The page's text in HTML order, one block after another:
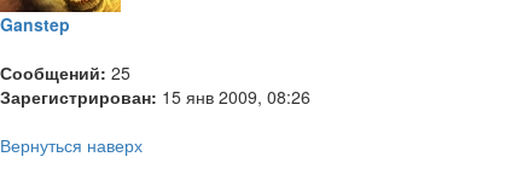
Ganstep
Сообщений: 25
Зарегистрирован: 15 янв 2009, 08:26
Вернуться наверх